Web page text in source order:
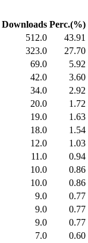
Downloads Perc.(%)
512.0
43.91
323.0
27.70
69.0
5.92
42.0
3.60
34.0
2.92
20.0
1.72
19.0
1.63
18.0
1.54
12.0
1.03
11.0
0.94
10.0
0.86
10.0
0.86
9.0
0.77
9.0
0.77
9.0
0.77
7.0
0.60